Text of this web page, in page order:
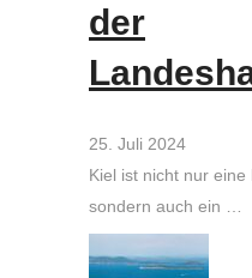
der
25. Juli 2024
Kiel ist nicht nur eine
sondern auch ein …